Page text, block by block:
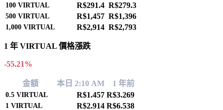
100 VIRTUAL R$291.4 R$279.3
500 VIRTUAL R$1,457 R$1,396
1,000 VIRTUAL R$2,914 R$2,793
1 年 VIRTUAL 價格漲跌
-55.21%
金額 本日 2:10 AM 1 年前
0.5 VIRTUAL R$1.457 R$3.269
1 VIRTUAL R$2.914 R$6.538